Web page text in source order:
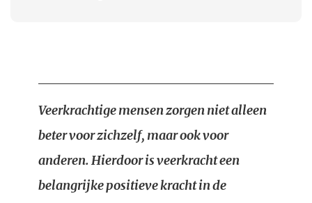
Veerkrachtige mensen zorgen niet alleen
beter voor zichzelf, maar ook voor
anderen. Hierdoor is veerkracht een
belangrijke positieve kracht in de